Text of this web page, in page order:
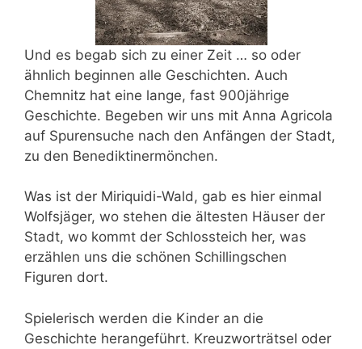
Und es begab sich zu einer Zeit … so oder
ähnlich beginnen alle Geschichten. Auch
Chemnitz hat eine lange, fast 900jährige
Geschichte. Begeben wir uns mit Anna Agricola
auf Spurensuche nach den Anfängen der Stadt,
zu den Benediktinermönchen.
Was ist der Miriquidi-Wald, gab es hier einmal
Wolfsjäger, wo stehen die ältesten Häuser der
Stadt, wo kommt der Schlossteich her, was
erzählen uns die schönen Schillingschen
Figuren dort.
Spielerisch werden die Kinder an die
Geschichte herangeführt. Kreuzworträtsel oder